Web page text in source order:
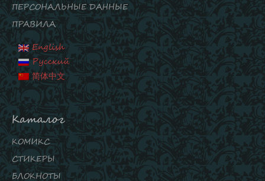
ПЕРСОНАЛЬНЫЕ ДАННЫЕ
ПРАВИЛА
English
Русский
简体中文
Каталог
КОМИКС
СТИКЕРЫ
БЛОКНОТЫ